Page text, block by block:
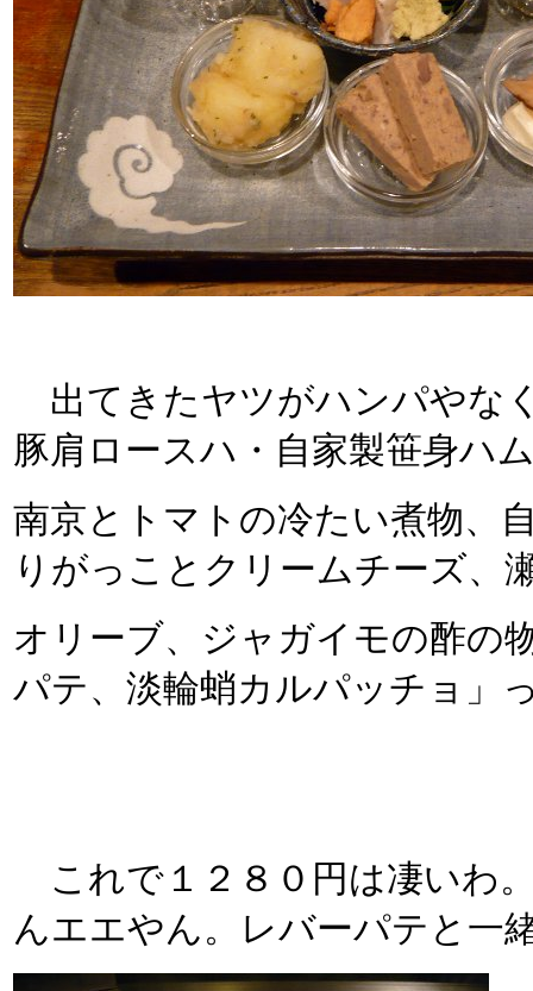
出てきたヤツがハンパやな
豚肩ロースハ・自家製笹身ハ
南京とトマトの冷たい煮物、
りがっことクリームチーズ、
オリーブ、ジャガイモの酢の
パテ、淡輪蛸カルパッチョ」
これで１２８０円は凄いわ
んエエやん。レバーパテと一